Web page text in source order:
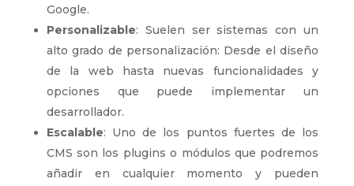
Google.
Personalizable: Suelen ser sistemas con un
alto grado de personalización: Desde el diseño
de la web hasta nuevas funcionalidades y
opciones que puede implementar un
desarrollador.
Escalable: Uno de los puntos fuertes de los
CMS son los plugins o módulos que podremos
añadir en cualquier momento y pueden